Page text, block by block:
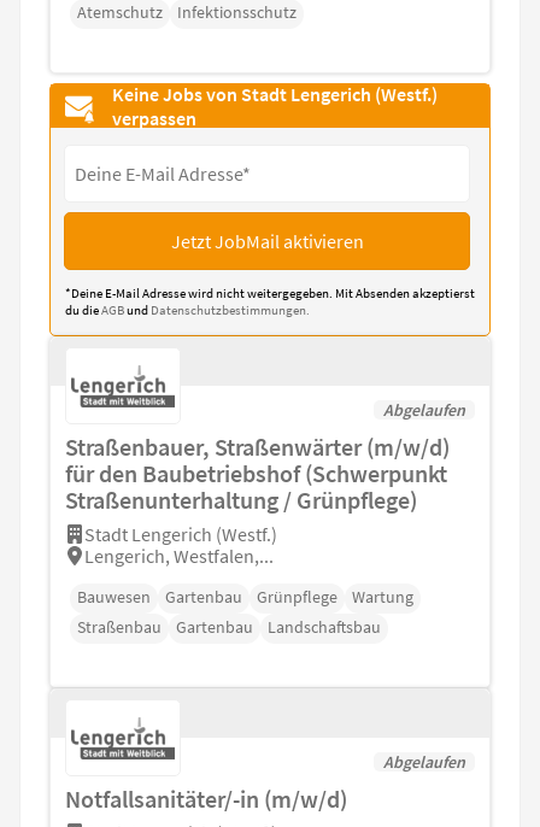
Atemschutz
Infektionsschutz
Keine Jobs von Stadt Lengerich (Westf.)
verpassen
Jetzt JobMail aktivieren
*Deine E-Mail Adresse wird nicht weitergegeben. Mit Absenden akzeptierst
du dieAGBund Datenschutzbestimmungen.
Abgelaufen
Straßenbauer, Straßenwärter (m/w/d)
für den Baubetriebshof (Schwerpunkt
Straßenunterhaltung / Grünpflege)
Stadt Lengerich (Westf.)
Lengerich, Westfalen,...
Bauwesen Gartenbau Grünpflege
Wartung
Straßenbau
Gartenbau Landschaftsbau
Abgelaufen
Notfallsanitäter/-in (m/w/d)